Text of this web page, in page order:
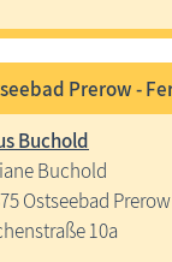
Prerow -
Buchold
Buchold
Ostseebad Prerow
10a